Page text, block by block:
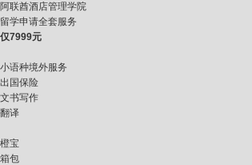
阿联酋酒店管理学院
留学申请全套服务
仅7999元
小语种境外服务
出国保险
文书写作
翻译
橙宝
箱包